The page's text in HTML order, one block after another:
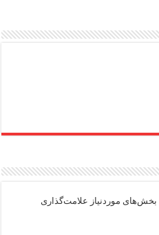
بخش‌های موردنیاز علامت‌گذاری